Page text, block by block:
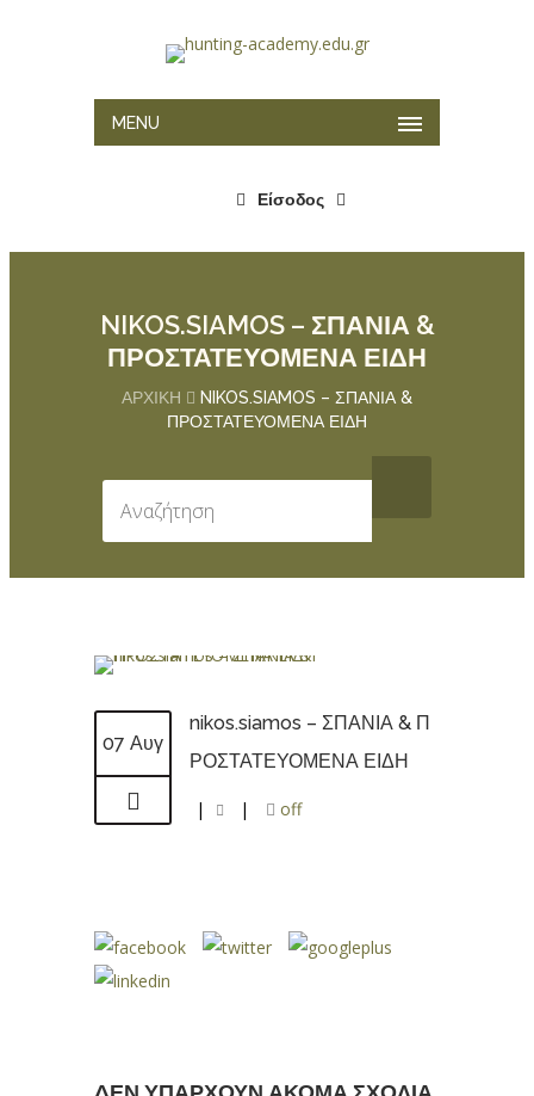
MENU
Είσοδος
NIKOS.SIAMOS – ΣΠΑΝΙΑ &
ΠΡΟΣΤΑΤΕΥΟΜΕΝΑ ΕΙΔΗ
ΑΡΧΙΚΉ
NIKOS.SIAMOS – ΣΠΑΝΙΑ &
ΠΡΟΣΤΑΤΕΥΟΜΕΝΑ ΕΙΔΗ
07 Αυγ
nikos.siamos – ΣΠΑΝΙΑ & Π
ΡΟΣΤΑΤΕΥΟΜΕΝΑ ΕΙΔΗ
| | off